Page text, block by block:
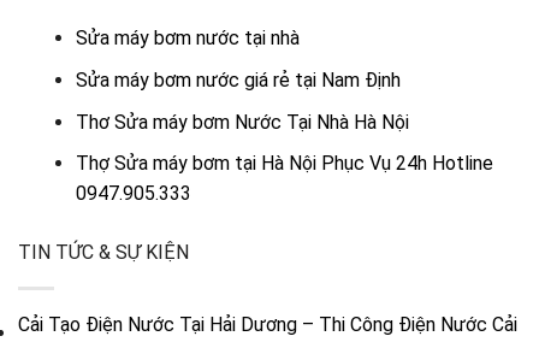
Sửa máy bơm nước tại nhà
Sửa máy bơm nước giá rẻ tại Nam Định
Thơ Sửa máy bơm Nước Tại Nhà Hà Nội
Thợ Sửa máy bơm tại Hà Nội Phục Vụ 24h Hotline
0947.905.333
TIN TỨC & SỰ KIỆN
Cải Tạo Điện Nước Tại Hải Dương – Thi Công Điện Nước Cải